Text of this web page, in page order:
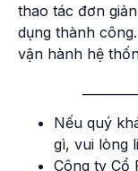
thao tác đơn
dụng thành
vận hành hệ
Nếu quý
gì, vui lòng
Công ty Cổ